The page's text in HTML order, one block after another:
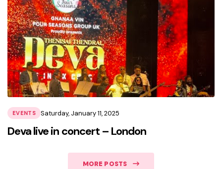
EVENTS Saturday, January 11, 2025
Deva live in concert – London
MORE POSTS